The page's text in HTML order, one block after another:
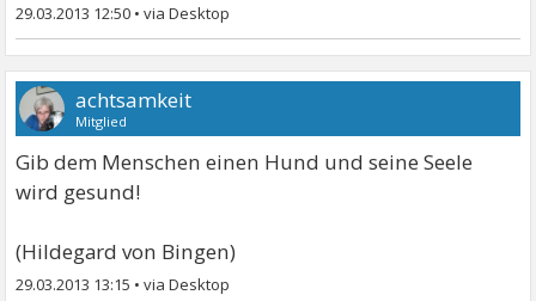
29.03.2013 12:50 •
achtsamkeit
Mitglied
Gib dem Menschen einen Hund und seine Seele
wird gesund!
(Hildegard von Bingen)
29.03.2013 13:15 •